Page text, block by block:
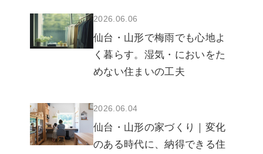
2026.06.06
仙台・山形で梅雨でも心地よ
く暮らす。湿気・においをた
めない住まいの工夫
2026.06.04
仙台・山形の家づくり｜変化
のある時代に、納得できる住